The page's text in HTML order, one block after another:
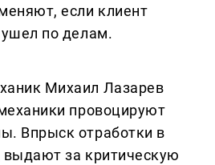
если клиент
по делам.
Михаил Лазарев
провоцируют
Впрыск отработки в
выдают за критическую